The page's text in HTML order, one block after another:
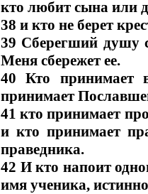
кто любит сына или
38 и кто не берет
39 Сберегший душу
Меня сбережет ее.
40 Кто принимает
принимает
41 кто принимает
и кто принимает
праведника.
42 И кто напоит
имя ученика,